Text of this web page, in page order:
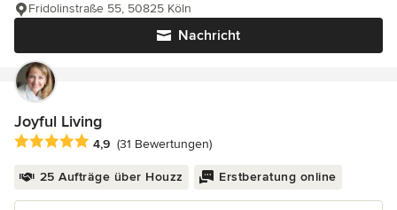
Nachricht
Fridolinstraße 55, 50825 Köln
Joyful Living
Durchschnittliche Bewertung: 4.9 von 5 Sternen
4,9 (31 Bewertungen)
25 Aufträge über Houzz Erstberatung online